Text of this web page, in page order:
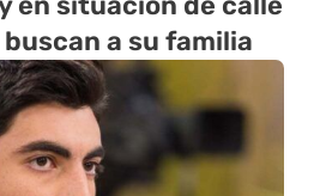
a su familia